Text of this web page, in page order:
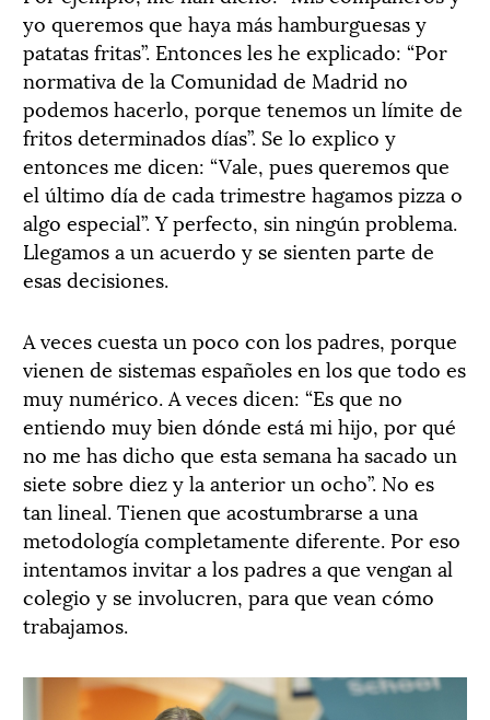
yo queremos que haya más hamburguesas y
patatas fritas”. Entonces les he explicado: “Por
normativa de la Comunidad de Madrid no
podemos hacerlo, porque tenemos un límite de
fritos determinados días”. Se lo explico y
entonces me dicen: “Vale, pues queremos que
el último día de cada trimestre hagamos pizza o
algo especial”. Y perfecto, sin ningún problema.
Llegamos a un acuerdo y se sienten parte de
esas decisiones.
A veces cuesta un poco con los padres, porque
vienen de sistemas españoles en los que todo es
muy numérico. A veces dicen: “Es que no
entiendo muy bien dónde está mi hijo, por qué
no me has dicho que esta semana ha sacado un
siete sobre diez y la anterior un ocho”. No es
tan lineal. Tienen que acostumbrarse a una
metodología completamente diferente. Por eso
intentamos invitar a los padres a que vengan al
colegio y se involucren, para que vean cómo
trabajamos.